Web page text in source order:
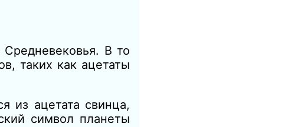
В то
таких как ацетаты
из ацетата свинца,
символ планеты